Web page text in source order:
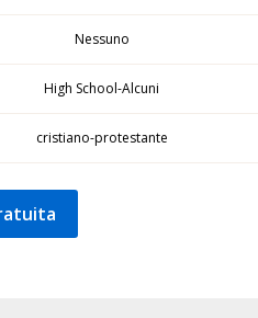
Nessuno
High School-Alcuni
cristiano-protestante